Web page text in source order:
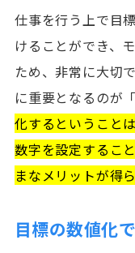
仕事を行う上で目
けることができ、
ため、非常に大切
に重要となるのが
化するということ
数字を設定するこ
まなメリットが得ら
目標の数値化